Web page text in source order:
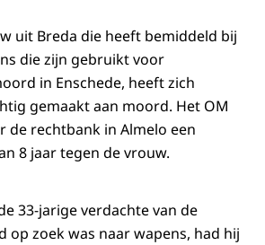
uit Breda die heeft bemiddeld bij
die zijn gebruikt voor
in Enschede, heeft zich
gemaakt aan moord. Het OM
de rechtbank in Almelo een
8 jaar tegen de vrouw.
33-jarige verdachte van de
op zoek was naar wapens, had hij